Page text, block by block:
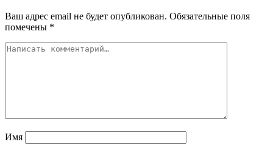
Ваш адрес email не будет опубликован. Обязательные поля
помечены *
Имя